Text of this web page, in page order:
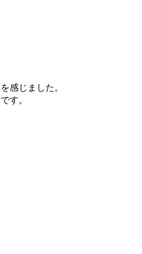
感じました。
す。